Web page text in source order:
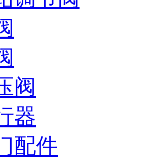
阀
器
配件